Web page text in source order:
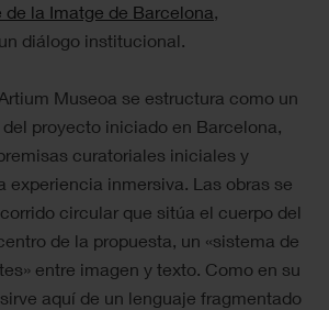
de la Imatge de Barcelona,
diálogo institucional.
Museoa se estructura como un
proyecto iniciado en Barcelona,
curatoriales iniciales y
experiencia inmersiva. Las obras se
circular que sitúa el cuerpo del
de la propuesta, un «sistema de
entre imagen y texto. Como en su
aquí de un lenguaje fragmentado